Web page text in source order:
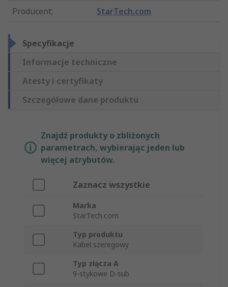
Producent: StarTech.com
Specyfikacje
Informacje techniczne
Atesty i certyfikaty
Szczegółowe dane produktu
Znajdź produkty o zbliżonych
parametrach, wybierając jeden lub
więcej atrybutów.
Zaznacz wszystkie
Marka
StarTech.com
Typ produktu
Kabel szeregowy
Typ złącza A
9-stykowe D-sub